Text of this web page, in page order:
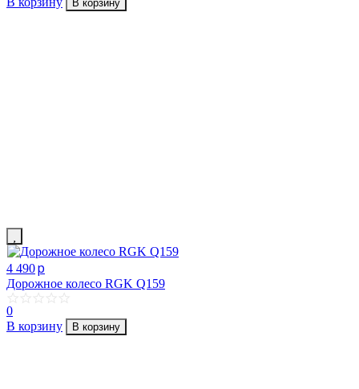
В корзину
4 490p
Дорожное колесо RGK Q159
0
В корзину
В корзину